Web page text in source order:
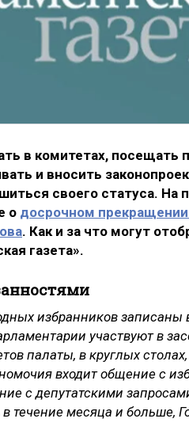
в комитетах, посещать
и вносить
своего статуса. На
о досрочном
. Как и за что могут
газета».
избранников записаны
участвуют в
палаты, в круглых
входит общение с
с депутатскими
течение месяца и больше,